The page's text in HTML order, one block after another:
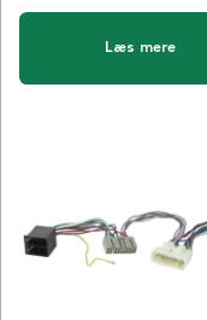
Læs mere